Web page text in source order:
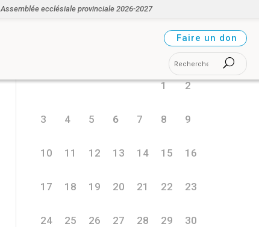
Assemblée ecclésiale provinciale 2026-2027
Faire un don
D
1 2
3 4 5 6 7 8 9
10 11 12 13 14 15 16
17 18 19 20 21 22 23
24 25 26 27 28 29 30